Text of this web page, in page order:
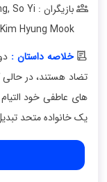
بازیگران : Jin Se Yeon
, So Yi
Kim Hyung Mook
خلاصه داستان :
تضاد هستند، در حالی
های عاطفی خود
یک خانواده متحد